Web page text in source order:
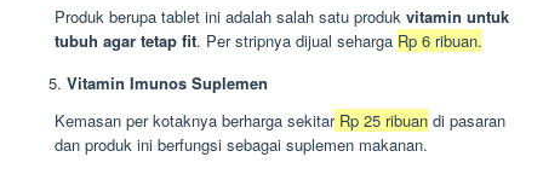
Produk berupa tablet ini adalah salah satu produk vitamin untuk
tubuh agar tetap fit. Per stripnya dijual seharga Rp 6 ribuan.
Vitamin Imunos Suplemen
Kemasan per kotaknya berharga sekitar Rp 25 ribuan di pasaran
dan produk ini berfungsi sebagai suplemen makanan.